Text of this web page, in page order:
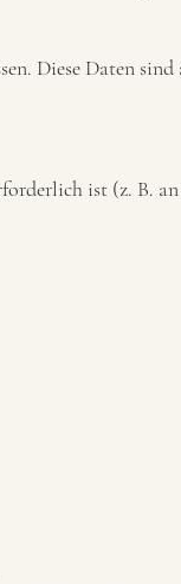
Diese Daten
ist (z. B.